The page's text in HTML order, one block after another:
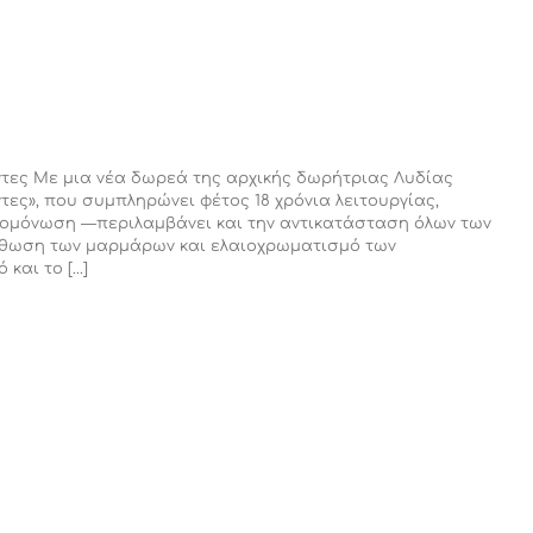
Με μια νέα δωρεά της αρχικής δωρήτριας Λυδίας
που συμπληρώνει φέτος 18 χρόνια λειτουργίας,
―περιλαμβάνει και την αντικατάσταση όλων των
των μαρμάρων και ελαιοχρωματισμό των
το [...]